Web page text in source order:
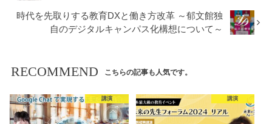
時代を先取りする教育DXと働き方改革 ～郁文館独
自のデジタルキャンパス化構想について～
RECOMMEND こちらの記事も人気です。
講演 講演